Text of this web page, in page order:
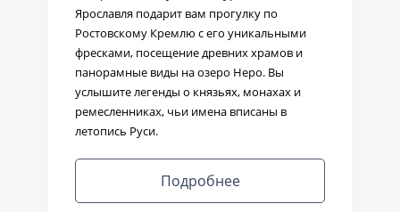
Ярославля подарит вам прогулку по
Ростовскому Кремлю с его уникальными
фресками, посещение древних храмов и
панорамные виды на озеро Неро. Вы
услышите легенды о князьях, монахах и
ремесленниках, чьи имена вписаны в
летопись Руси.
Подробнее